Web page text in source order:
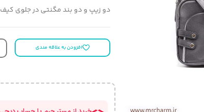
دو زیپ و دو بند مگنتی در جلوی کیف
افزودن به علاقه مندی